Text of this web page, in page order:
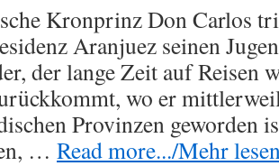
Kronprinz Don Carlos
Aranjuez seinen
der lange Zeit auf Reisen
wo er
Provinzen geworden
… Read more.../Mehr